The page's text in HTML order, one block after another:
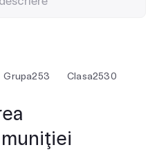
Grupa253 Clasa2530